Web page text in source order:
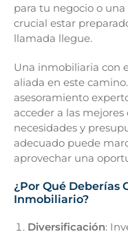
para tu negocio o
crucial estar
llamada llegue.
Una inmobiliaria con
aliada en este
asesoramiento
acceder a las
necesidades y
adecuado puede
aprovechar una
¿Por Qué Deberías
Inmobiliario?
Diversificación: